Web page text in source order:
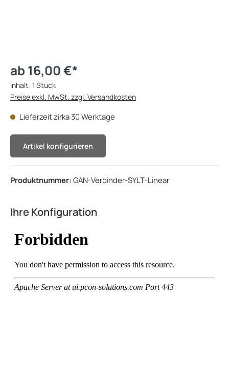
ab 16,00 €*
Inhalt: 1 Stück
Preise exkl. MwSt. zzgl. Versandkosten
Lieferzeit zirka 30 Werktage
Artikel konfigurieren
Produktnummer: GAN-Verbinder-SYLT-Linear
Ihre Konfiguration